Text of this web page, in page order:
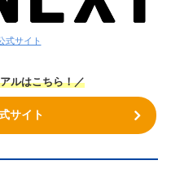
式サイト
ルはこちら！／
サイト